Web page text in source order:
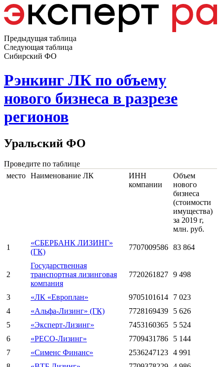
Предыдущая таблица
Следующая таблица
Сибирский ФО
Рэнкинг ЛК по объему
нового бизнеса в разрезе
регионов
Уральский ФО
Проведите по таблице
место Наименование ЛК
ИНН
компании
Объем
нового
бизнеса
(стоимости
имущества)
за 2019 г,
млн. руб.
1
«СБЕРБАНК ЛИЗИНГ»
(ГК)
7707009586 83 864
2
Государственная
транспортная лизинговая
компания
7720261827 9 498
3 «ЛК «Европлан» 9705101614
7 023
4
«Альфа-Лизинг» (ГК) 7728169439
5 626
5
«Эксперт-Лизинг» 7453160365
5 524
6
«РЕСО-Лизинг» 7709431786
5 144
7
«Сименс Финанс» 2536247123 4 991